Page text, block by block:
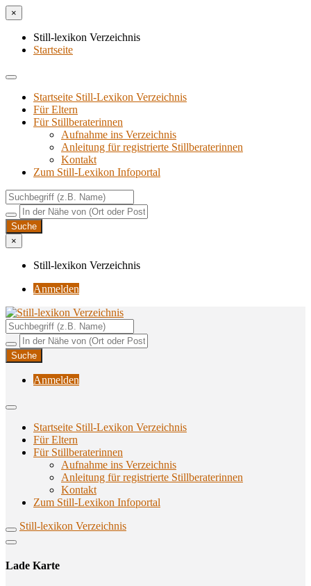
×
Still-lexikon Verzeichnis
Startseite
Startseite Still-Lexikon Verzeichnis
Für Eltern
Für Stillberaterinnen
Aufnahme ins Verzeichnis
Anlei­tung für regis­trier­te Stillberaterinnen
Kon­takt
Zum Still-Lexikon Infoportal
×
Still-lexikon Verzeichnis
Anmelden
Still-lexikon Verzeichnis
Unterstützungsangebote rund ums Stillen
Anmelden
Startseite Still-Lexikon Verzeichnis
Für Eltern
Für Stillberaterinnen
Aufnahme ins Verzeichnis
Anlei­tung für regis­trier­te Stillberaterinnen
Kon­takt
Zum Still-Lexikon Infoportal
Still-lexikon Verzeichnis
Lade Karte